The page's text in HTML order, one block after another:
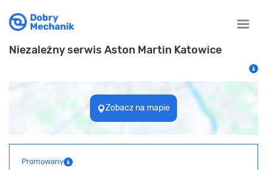
Toggle
Niezależny serwis Aston Martin Katowice
Zobacz na mapie
Promowany